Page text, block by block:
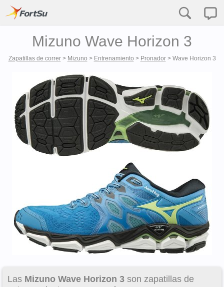
Mizuno Wave Horizon 3
Zapatillas de correr> Mizuno > Entrenamiento > Pronador> Wave Horizon 3
Las Mizuno Wave Horizon 3 son zapatillas de